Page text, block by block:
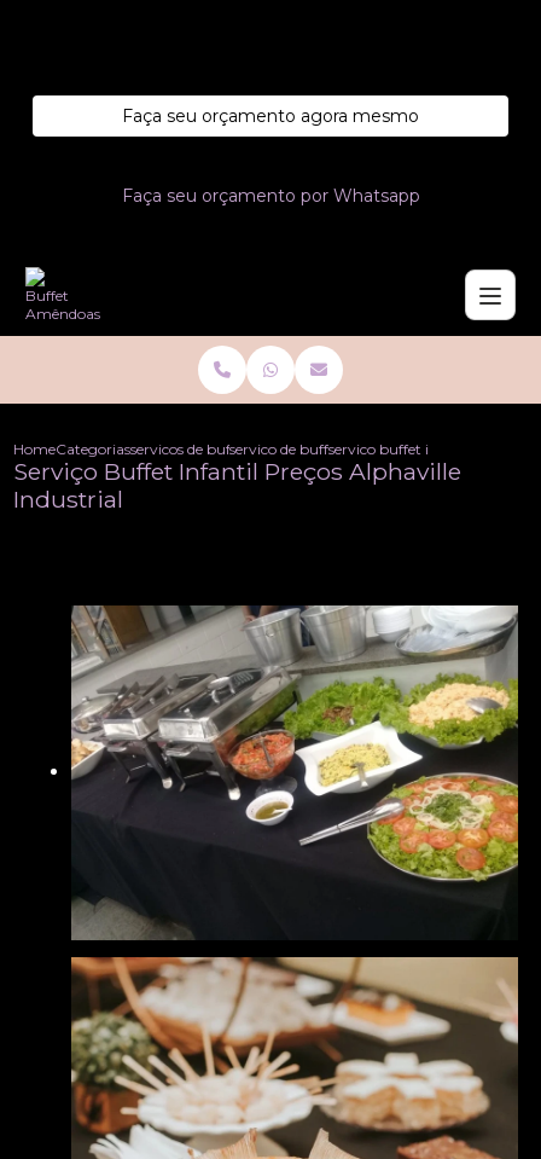
Faça seu orçamento agora mesmo
Faça seu orçamento por Whatsapp
HomeCategoriasservicos de buffetservico de buffet cafe da manha
servico buffet infantil precos
Serviço Buffet Infantil Preços Alphaville
Industrial